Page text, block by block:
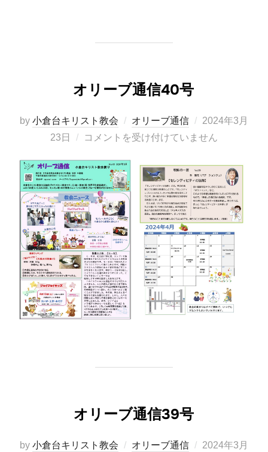
オリーブ通信40号
by 小倉台キリスト教会 オリーブ通信
投
稿
2024年3月
23日
コメントを受け付けていません
オリーブ通信39号
by 小倉台キリスト教会 オリーブ通信
投
2024年3月